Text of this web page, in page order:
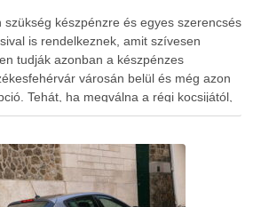
szükség készpénzre és egyes szerencsés
is rendelkeznek, amit szívesen
tudják azonban a készpénzes
városán belül és még azon
Tehát, ha megválna a régi kocsijától,
az újabb típusnak a megvásárlását,